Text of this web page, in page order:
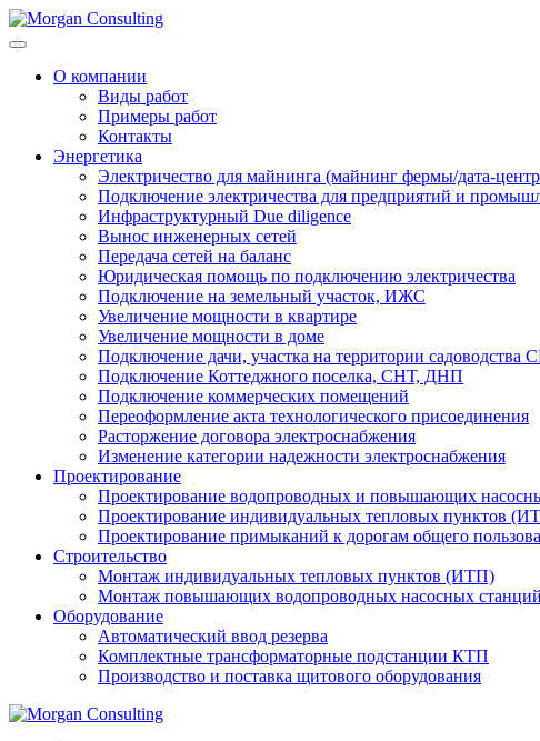
О компании
Виды работ
Примеры работ
Контакты
Энергетика
Электричество для майнинга (майнинг фермы/дата-
Подключение электричества для предприятий и
Инфраструктурный Due diligence
Вынос инженерных сетей
Передача сетей на баланс
Юридическая помощь по подключению электричества
Подключение на земельный участок, ИЖС
Увеличение мощности в квартире
Увеличение мощности в доме
Подключение дачи, участка на территории
Подключение Коттеджного поселка, СНТ, ДНП
Подключение коммерческих помещений
Переоформление акта технологического присоединения
Расторжение договора электроснабжения
Изменение категории надежности электроснабжения
Проектирование
Проектирование водопроводных и повышающих
Проектирование индивидуальных тепловых пунктов
Проектирование примыканий к дорогам общего
Строительство
Монтаж индивидуальных тепловых пунктов (ИТП)
Монтаж повышающих водопроводных насосных
Оборудование
Автоматический ввод резерва
Комплектные трансформаторные подстанции КТП
Производство и поставка щитового оборудования